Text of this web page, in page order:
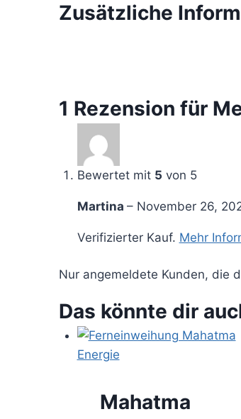
Zusätzliche
1 Rezension für
Bewertet mit 5 von 5
Martina – November 26,
Verifizierter Kauf. Mehr
Nur angemeldete Kunden, die
Das könnte dir
Mahatma